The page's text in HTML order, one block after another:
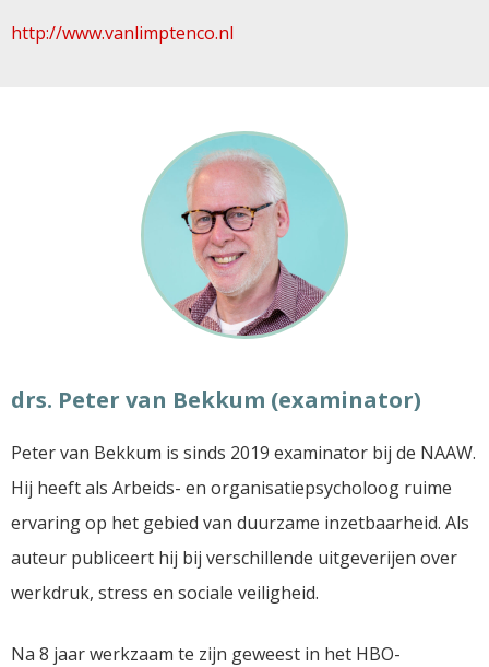
http://www.vanlimptenco.nl
drs. Peter van Bekkum (examinator)
Peter van Bekkum is sinds 2019 examinator bij de NAAW.
Hij heeft als Arbeids- en organisatiepsycholoog ruime
ervaring op het gebied van duurzame inzetbaarheid. Als
auteur publiceert hij bij verschillende uitgeverijen over
werkdruk, stress en sociale veiligheid.
Na 8 jaar werkzaam te zijn geweest in het HBO-